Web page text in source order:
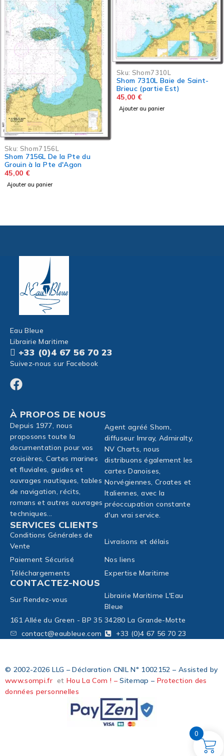
Sku: Shom7156L
Shom 7156L De la Pte du
Grouin à la Pte d'Agon
45,00 €
Ajouter au panier
Sku: Shom7310L
Shom 7310L Baie de Saint-
Brieuc (partie Est)
45,00 €
Ajouter au panier
Eau Bleue
Librairie Maritime
+33 (0)4 67 56 70 23
Suivez-nous sur Facebook
À PROPOS DE NOUS
Depuis 1977, nous
proposons toute la
documentation pour vos
croisières, Cartes marines
et fluviales, guides et
ouvrages nautiques, tables
de navigation, récits,
romans et autres ouvrages
techniques...
Agent agréé Shom,
diffuseur Imray, Admiralty,
NV Charts, nous
distribuons également les
cartes Danoises,
Norvégiennes, Croates et
Italiennes, avec la
préoccupation constante
d'un vrai service.
SERVICES CLIENTS
Conditions Générales de
Vente
Livraisons et délais
Paiement Sécurisé
Nos liens
Téléchargements
Expertise Maritime
CONTACTEZ-NOUS
Sur Rendez-vous
Librairie Maritime L'Eau
Bleue
161 Allée du Green - BP 35 34280 La Grande-Motte
contact@eaubleue.com
+33 (0)4 67 56 70 23
© 2002-2026 LLG – Déclaration CNIL N° 1002152 – Assisted by
www.sompi.fr et Hou La Com ! –Sitemap – Protection des
données personnelles
0